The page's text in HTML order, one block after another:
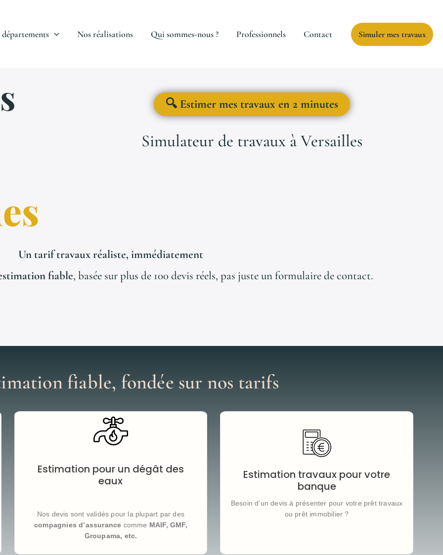
Nos réalisations Qui sommes-nous ? Professionnels Contact Simuler mes travaux
🔍 Estimer mes travaux en 2 minutes
Simulateur de travaux à Versailles
Un tarif travaux réaliste, immédiatement
fiable, basée sur plus de 100 devis réels, pas juste un formulaire de contact.
fiable, fondée sur nos tarifs
Estimation pour un dégât des
eaux
Nos devis sont validés pour la plupart par des
compagnies d’assurance comme MAIF, GMF,
Groupama, etc.
Notre simulateur vous aide à
Les prix sontbasés sur des devis réels validés par
les principales compagnies d’assurance
GMF, Crédit Agricole, etc.), pour
Estimation travaux pour votre
banque
Besoin d’un devis à présenter pour votre prêt travaux
ou prêt immobilier ?
Notre simulateur vous permet d’obtenir une
estimation de travaux conforme aux attentes des
banques
, à intégrer à votre dossier de financement
(PTZ, prêt immobilier, etc.).
Basé sur plus de 100 devis réels